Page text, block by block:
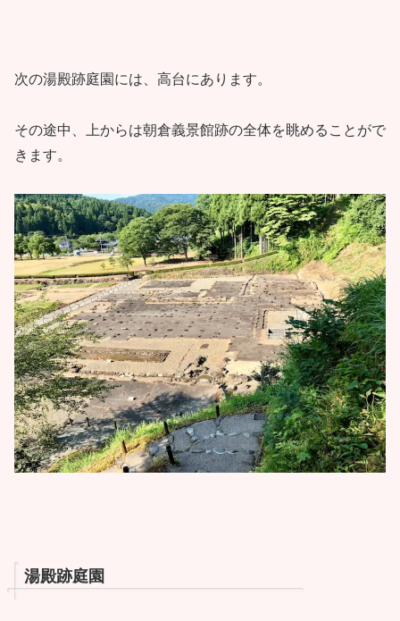
次の湯殿跡庭園には、高台にあります。
その途中、上からは朝倉義景館跡の全体を眺めることがで
きます。
湯殿跡庭園